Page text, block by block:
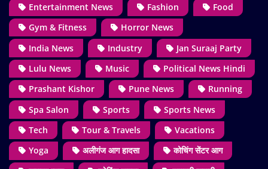
Entertainment News
Fashion
Food
Gym & Fitness
Horror News
India News
Industry
Jan Suraaj Party
Lulu News
Music
Political News Hindi
Prashant Kishor
Pune News
Running
Spa Salon
Sports
Sports News
Tech
Tour & Travels
Vacations
Yoga
अलीगंज आग हादसा
कोचिंग सेंटर आग